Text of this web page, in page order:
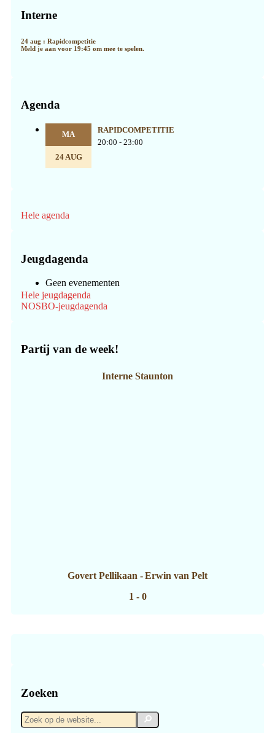
Sidebar
Interne
24 aug : Rapidcompetitie
Meld je aan voor 19:45 om mee te spelen.
Agenda
MA
24 AUG
RAPIDCOMPETITIE
20:00 - 23:00
Hele agenda
Jeugdagenda
Geen evenementen
Hele jeugdagenda
NOSBO-jeugdagenda
Partij van de week!
Interne Staunton
Govert Pellikaan - Erwin van Pelt
1 - 0
Zoeken
Zoek
op
Zoek